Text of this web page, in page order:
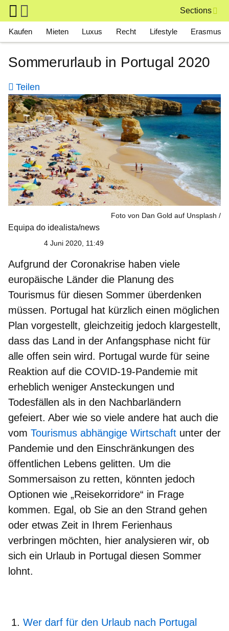
Skip to main content
Sections
Main navigation
Kaufen Mieten Luxus Recht Lifestyle Erasmus
Sommerurlaub in Portugal 2020
Teilen
Foto von Dan Gold auf Unsplash
Equipa do idealista/news
4 Juni 2020, 11:49
Aufgrund der Coronakrise haben viele
europäische Länder die Planung des
Tourismus für diesen Sommer überdenken
müssen. Portugal hat kürzlich einen möglichen
Plan vorgestellt, gleichzeitig jedoch klargestellt,
dass das Land in der Anfangsphase nicht für
alle offen sein wird. Portugal wurde für seine
Reaktion auf die COVID-19-Pandemie mit
erheblich weniger Ansteckungen und
Todesfällen als in den Nachbarländern
gefeiert. Aber wie so viele andere hat auch die
vom Tourismus abhängige Wirtschaft unter der
Pandemie und den Einschränkungen des
öffentlichen Lebens gelitten. Um die
Sommersaison zu retten, könnten jedoch
Optionen wie „Reisekorridore“ in Frage
kommen. Egal, ob Sie an den Strand gehen
oder etwas Zeit in Ihrem Ferienhaus
verbringen möchten, hier analysieren wir, ob
sich ein Urlaub in Portugal diesen Sommer
lohnt.
Wer darf für den Urlaub nach Portugal